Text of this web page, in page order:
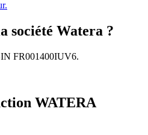
société Watera ?
FR001400IUV6.
WATERA